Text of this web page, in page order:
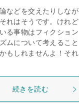
などを交えたりしなが
れはそうです。けれど
る事物はフィクション
ムについて考えること
もしれませんよ！それ
続きを読む